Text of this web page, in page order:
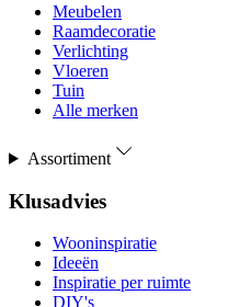
Meubelen
Raamdecoratie
Verlichting
Vloeren
Tuin
Alle merken
Assortiment
Klusadvies
Wooninspiratie
Ideeën
Inspiratie per ruimte
DIY's